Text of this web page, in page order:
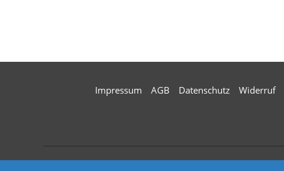
Impressum AGB Datenschutz Widerruf